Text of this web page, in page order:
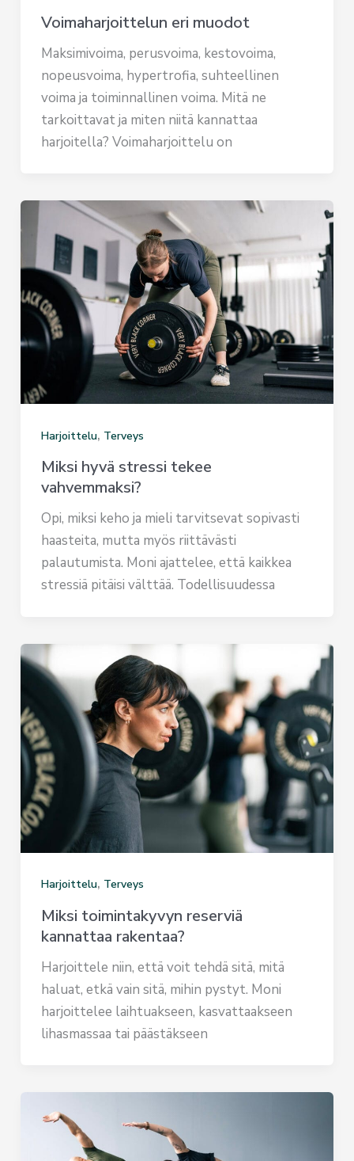
Voimaharjoittelun eri muodot
Maksimivoima, perusvoima, kestovoima,
nopeusvoima, hypertrofia, suhteellinen
voima ja toiminnallinen voima. Mitä ne
tarkoittavat ja miten niitä kannattaa
harjoitella? Voimaharjoittelu on
Harjoittelu, Terveys
Miksi hyvä stressi tekee
vahvemmaksi?
Opi, miksi keho ja mieli tarvitsevat sopivasti
haasteita, mutta myös riittävästi
palautumista. Moni ajattelee, että kaikkea
stressiä pitäisi välttää. Todellisuudessa
Harjoittelu, Terveys
Miksi toimintakyvyn reserviä
kannattaa rakentaa?
Harjoittele niin, että voit tehdä sitä, mitä
haluat, etkä vain sitä, mihin pystyt. Moni
harjoittelee laihtuakseen, kasvattaakseen
lihasmassaa tai päästäkseen